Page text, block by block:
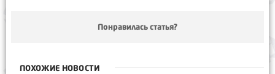
Понравилась статья?
ПОХОЖИЕ НОВОСТИ